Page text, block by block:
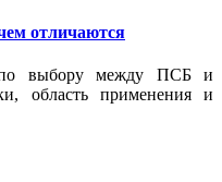
отличаются
по выбору между ПСБ и
область применения и